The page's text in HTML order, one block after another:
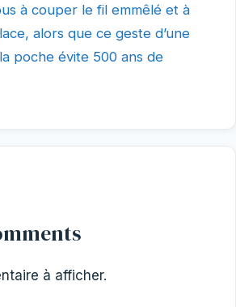
à couper le fil emmêlé et à
alors que ce geste d’une
poche évite 500 ans de
à afficher.